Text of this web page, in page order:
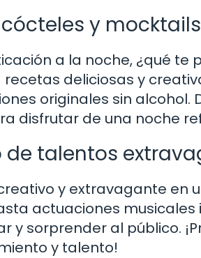
y mocktails
a la noche, ¿qué
deliciosas y
originales sin alcohol.
disfrutar de una noche
de talentos
y extravagante en
actuaciones
y sorprender al público.
y talento!